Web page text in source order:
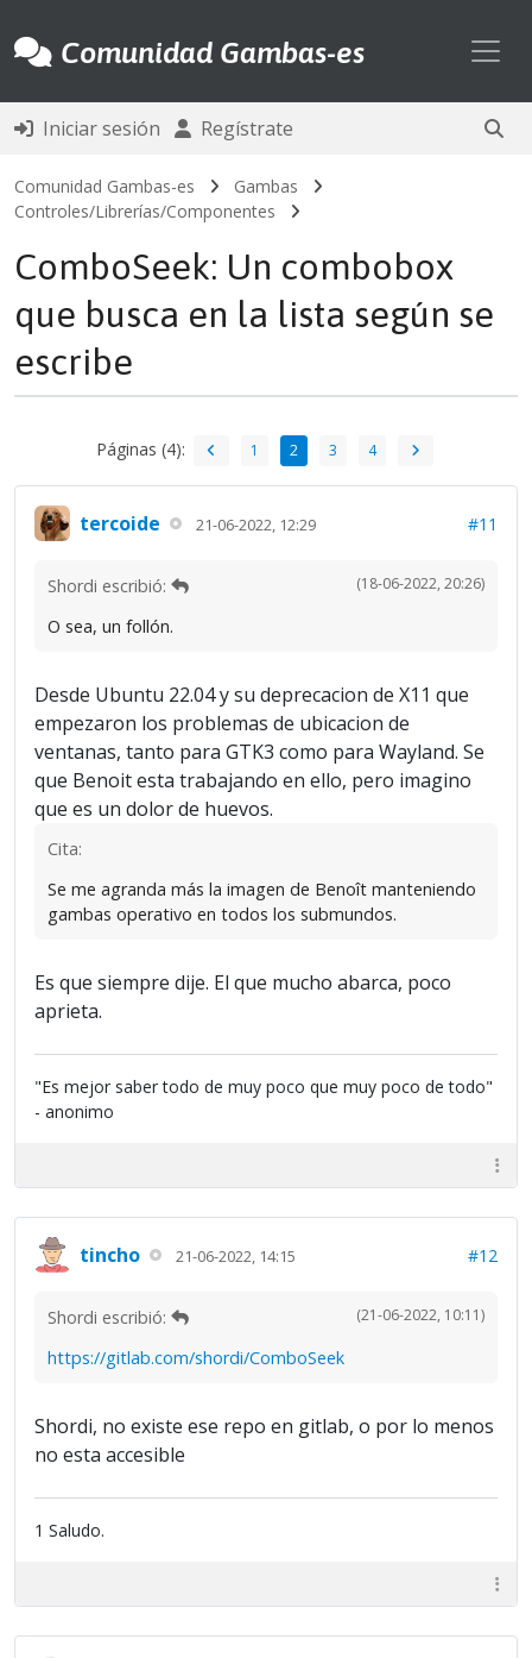
Comunidad Gambas-es
Iniciar sesión Regístrate
Comunidad Gambas-es
Gambas
Controles/Librerías/Componentes
ComboSeek: Un combobox
que busca en la lista según se
escribe
Páginas (4): 1 2 3 4
tercoide 21-06-2022, 12:29 #11
(18-06-2022, 20:26)
Shordi escribió:
O sea, un follón.
Desde Ubuntu 22.04 y su deprecacion de X11 que
empezaron los problemas de ubicacion de
ventanas, tanto para GTK3 como para Wayland. Se
que Benoit esta trabajando en ello, pero imagino
que es un dolor de huevos.
Cita:
Se me agranda más la imagen de Benoît manteniendo
gambas operativo en todos los submundos.
Es que siempre dije. El que mucho abarca, poco
aprieta.
"Es mejor saber todo de muy poco que muy poco de todo"
- anonimo
tincho 21-06-2022, 14:15 #12
(21-06-2022, 10:11)
Shordi escribió:
https://gitlab.com/shordi/ComboSeek
Shordi, no existe ese repo en gitlab, o por lo menos
no esta accesible
1 Saludo.